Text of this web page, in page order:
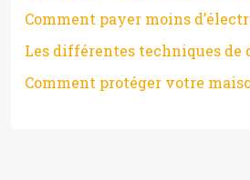
Comment payer moins
Les différentes techniques de
Comment protéger votre